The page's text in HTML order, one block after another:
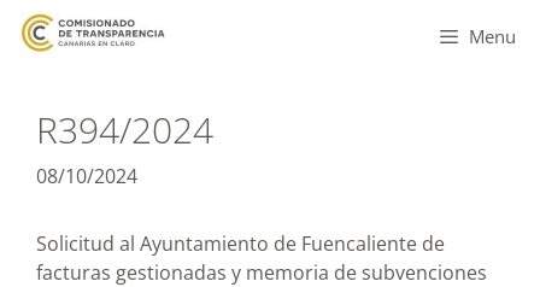
Menu
R394/2024
08/10/2024
Solicitud al Ayuntamiento de Fuencaliente de
facturas gestionadas y memoria de subvenciones